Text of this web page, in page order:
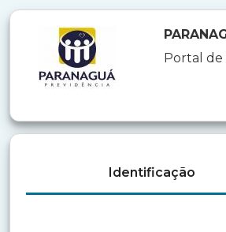
Portal de
Identificação